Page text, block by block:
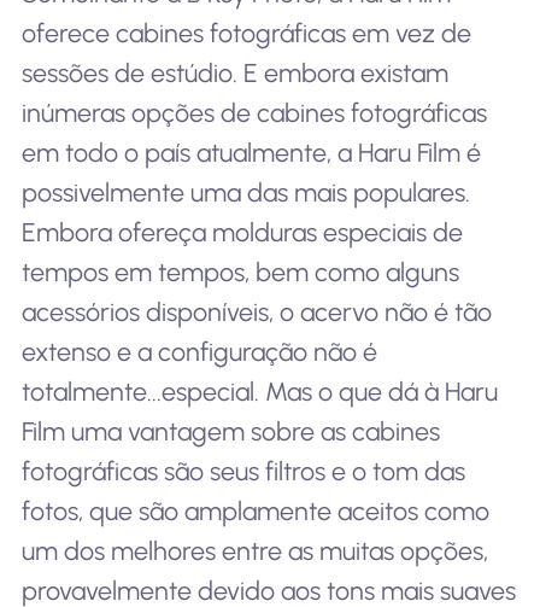
oferece cabines fotográficas em vez de
sessões de estúdio. E embora existam
inúmeras opções de cabines fotográficas
em todo o país atualmente, a Haru Film é
possivelmente uma das mais populares.
Embora ofereça molduras especiais de
tempos em tempos, bem como alguns
acessórios disponíveis, o acervo não é tão
extenso e a configuração não é
totalmente...especial. Mas o que dá à Haru
Film uma vantagem sobre as cabines
fotográficas são seus filtros e o tom das
fotos, que são amplamente aceitos como
um dos melhores entre as muitas opções,
provavelmente devido aos tons mais suaves